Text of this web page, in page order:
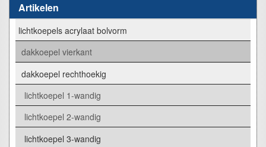
Artikelen
lichtkoepels acrylaat bolvorm
dakkoepel vierkant
dakkoepel rechthoekig
lichtkoepel 1-wandig
lichtkoepel 2-wandig
lichtkoepel 3-wandig